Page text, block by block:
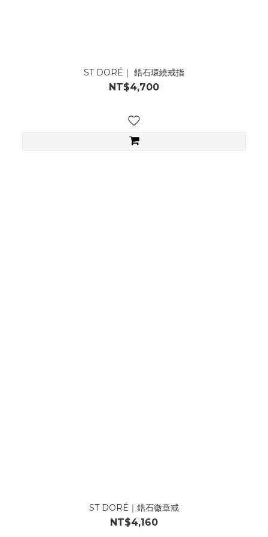
ST DORÉ｜ 鋯石環繞戒指
NT$4,700
ST DORÉ｜鋯石徽章戒
NT$4,160